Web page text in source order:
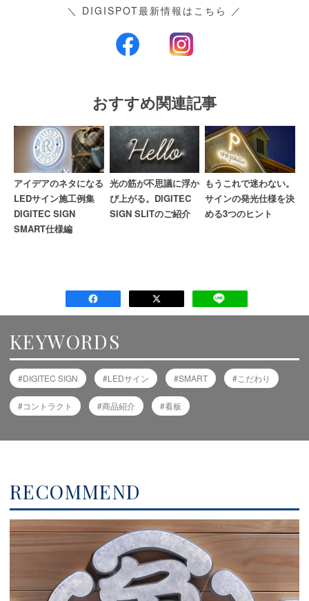
＼ DIGISPOT最新情報はこちら ／
おすすめ関連記事
アイデアのネタになる
LEDサイン施工例集
DIGITEC SIGN
SMART仕様編
光の筋が不思議に浮か
び上がる。DIGITEC
SIGN SLITのご紹介
もうこれで迷わない。
サインの発光仕様を決
める3つのヒント
KEYWORDS
DIGITEC SIGN LEDサイン SMART こだわり
コントラクト 商品紹介 看板
RECOMMEND